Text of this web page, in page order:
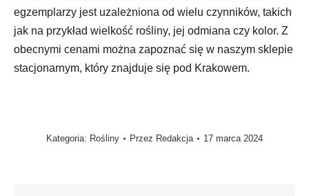
egzemplarzy jest uzależniona od wielu czynników, takich
jak na przykład wielkość rośliny, jej odmiana czy kolor. Z
obecnymi cenami można zapoznać się w naszym sklepie
stacjonarnym, który znajduje się pod Krakowem.
Kategoria: Rośliny Przez Redakcja 17 marca 2024